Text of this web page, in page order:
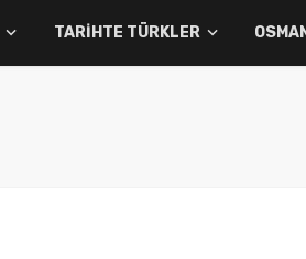
TARIHTE TÜRKLER